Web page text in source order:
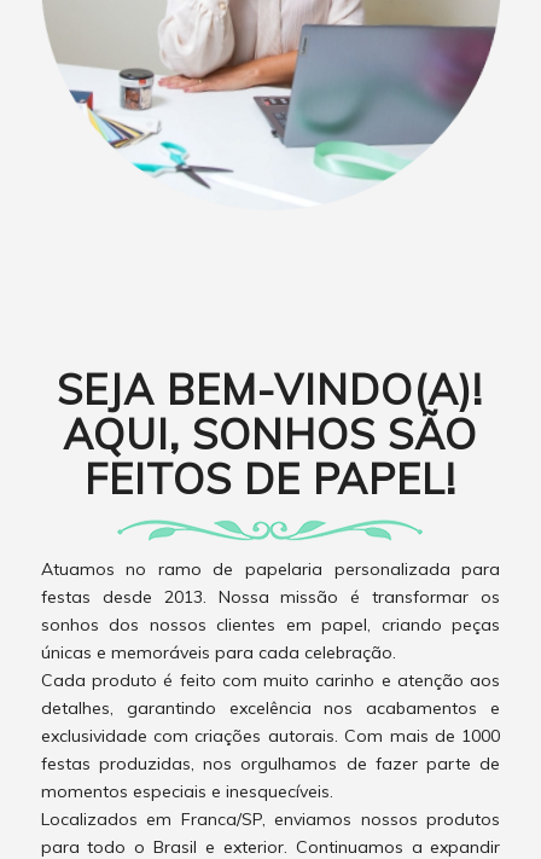
SEJA BEM-VINDO(A)!
AQUI, SONHOS SÃO
FEITOS DE PAPEL!
Atuamos no ramo de papelaria personalizada para
festas desde 2013. Nossa missão é transformar os
sonhos dos nossos clientes em papel, criando peças
únicas e memoráveis para cada celebração.
Cada produto é feito com muito carinho e atenção aos
detalhes, garantindo excelência nos acabamentos e
exclusividade com criações autorais. Com mais de 1000
festas produzidas, nos orgulhamos de fazer parte de
momentos especiais e inesquecíveis.
Localizados em Franca/SP, enviamos nossos produtos
para todo o Brasil e exterior. Continuamos a expandir